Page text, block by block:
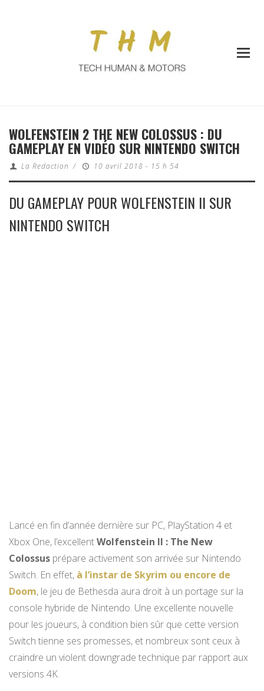
WOLFENSTEIN 2 THE NEW COLOSSUS : DU
GAMEPLAY EN VIDÉO SUR NINTENDO SWITCH
La Redaction / 10 avril 2018 - 15 h 54
DU GAMEPLAY POUR WOLFENSTEIN II SUR
NINTENDO SWITCH
Lancé en fin d’année dernière sur PC, PlayStation 4 et
Xbox One, l’excellentWolfenstein II : The New
Colossus prépare activement son arrivée sur Nintendo
Switch. En effet, à l’instar de Skyrim ou encore de
Doom, le jeu de Bethesda aura droit à un portage sur la
console hybride de Nintendo. Une excellente nouvelle
pour les joueurs, à condition bien sûr que cette version
Switch tienne ses promesses, et nombreux sont ceux à
craindre un violent downgrade technique par rapport aux
versions 4K.